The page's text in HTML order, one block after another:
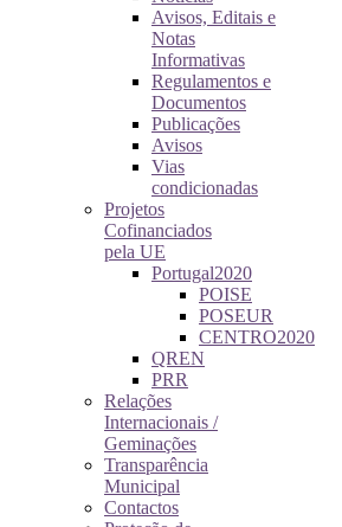
Avisos, Editais e
Notas
Informativas
Regulamentos e
Documentos
Publicações
Avisos
Vias
condicionadas
Projetos
Cofinanciados
pela UE
Portugal2020
POISE
POSEUR
CENTRO2020
QREN
PRR
Relações
Internacionais /
Geminações
Transparência
Municipal
Contactos